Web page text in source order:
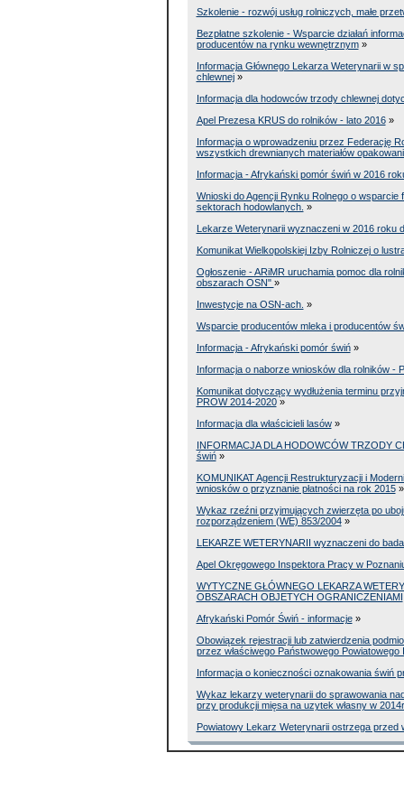
Szkolenie - rozwój usług rolniczych, małe
Bezpłatne szkolenie - Wsparcie działań
producentów na rynku wewnętrznym»
Informacja Głównego Lekarza Weterynarii w
chlewnej»
Informacja dla hodowców trzody chlewnej
Apel Prezesa KRUS do rolników - lato 2016»
Informacja o wprowadzeniu przez Federację
wszystkich drewnianych materiałów
Informacja - Afrykański pomór świń w 2016
Wnioski do Agencji Rynku Rolnego o
sektorach hodowlanych. »
Lekarze Weterynarii wyznaczeni w 2016 roku
Komunikat Wielkopolskiej Izby Rolniczej o
Ogłoszenie - ARiMR uruchamia pomoc dla
obszarach OSN" »
Inwestycje na OSN-ach. »
Wsparcie producentów mleka i producentów
Informacja - Afrykański pomór świń»
Informacja o naborze wniosków dla rolników -
Komunikat dotyczący wydłużenia terminu
PROW 2014-2020»
Informacja dla właścicieli lasów»
INFORMACJA DLA HODOWCÓW TRZODY
świń»
KOMUNIKAT Agencji Restrukturyzacji i
wniosków o przyznanie płatności na rok 2015»
Wykaz rzeźni przyjmujących zwierzęta po
rozporządzeniem (WE) 853/2004»
LEKARZE WETERYNARII wyznaczeni do
Apel Okręgowego Inspektora Pracy w
WYTYCZNE GŁÓWNEGO LEKARZA
OBSZARACH OBJETYCH OGRANICZENIAMI
Afrykański Pomór Świń - informacje»
Obowiązek rejestracji lub zatwierdzenia
przez właściwego Państwowego
Informacja o konieczności oznakowania świń
Wykaz lekarzy weterynarii do sprawowania
przy produkcji mięsa na uzytek własny w 2014r
Powiatowy Lekarz Weterynarii ostrzega przed